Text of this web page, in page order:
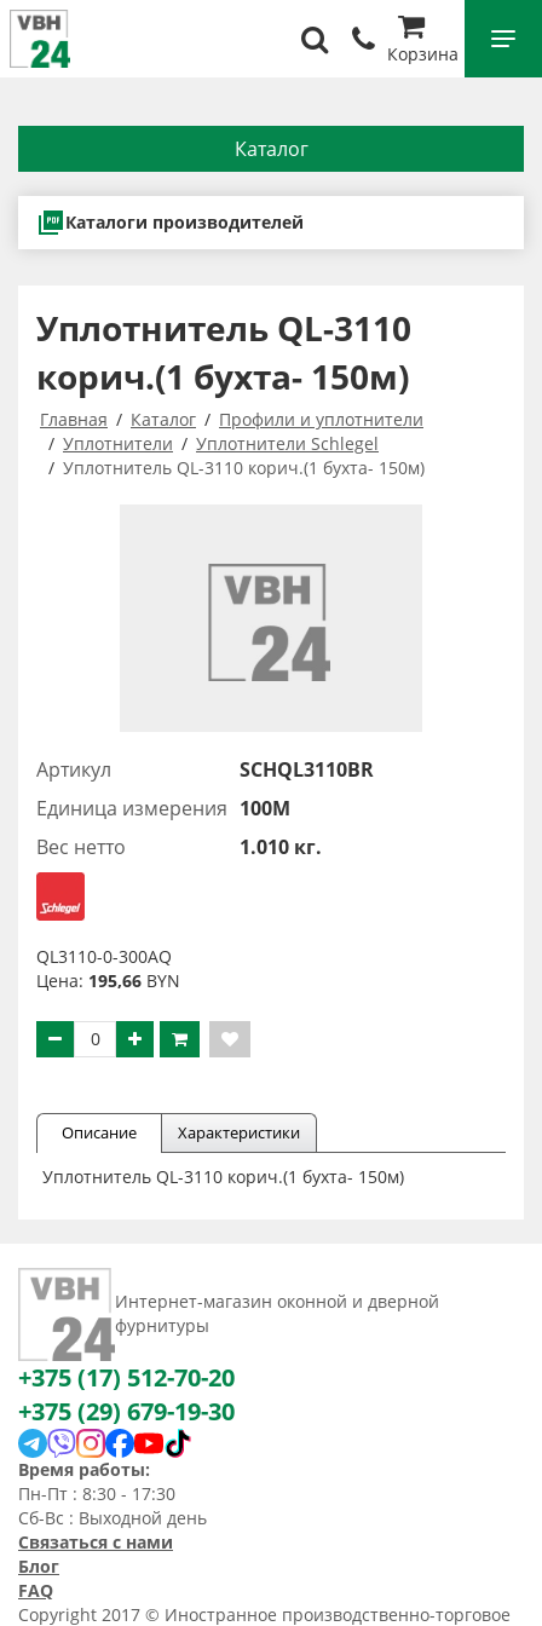
Корзина
Каталог
Каталоги производителей
Уплотнитель QL-3110
корич.(1 бухта- 150м)
Главная Каталог
Профили и уплотнители
Уплотнители
Уплотнители Schlegel
Уплотнитель QL-3110 корич.(1 бухта- 150м)
Артикул
SCHQL3110BR
Единица измерения 100М
Вес нетто
1.010 кг.
QL3110-0-300AQ
Цена: 195,66 BYN
Описание Характеристики
Уплотнитель QL-3110 корич.(1 бухта- 150м)
Интернет-магазин оконной и дверной
фурнитуры
+375 (17) 512-70-20
+375 (29) 679-19-30
Время работы:
Пн-Пт : 8:30 - 17:30
Сб-Вс : Выходной день
Связаться с нами
Блог
FAQ
Copyright 2017 © Иностранное производственно-торговое